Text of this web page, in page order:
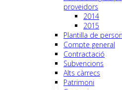
proveidors
2014
2015
Plantilla de
Compte general
Contractació
Subvencions
Alts càrrecs
Patrimoni